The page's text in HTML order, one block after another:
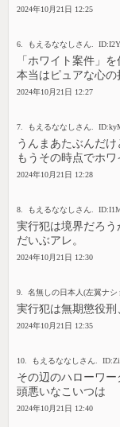
2024年10月21日 12:25
6. もえるななしさん.
「ホワイト案件」
本当はピュアな心の
2024年10月21日 12:27
7. もえるななしさん.
うんまあたぶんだ
もうその時点でホ
2024年10月21日 12:28
8. もえるななしさん.
実行犯は境界だろ
だいぶアレ。
2024年10月21日 12:30
9. 名無しの日本人(左翼ナ
実行犯は無期懲役
2024年10月21日 12:35
10. もえるななしさん.
その辺のハローワ
頭悪いなこいつは
2024年10月21日 12:40